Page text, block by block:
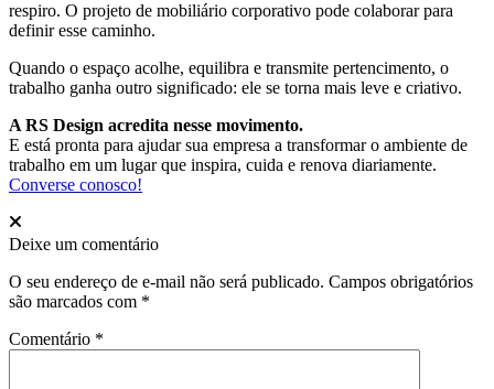
respiro. O projeto de mobiliário corporativo pode colaborar para
definir esse caminho.
Quando o espaço acolhe, equilibra e transmite pertencimento, o
trabalho ganha outro significado: ele se torna mais leve e criativo.
A RS Design acredita nesse movimento.
E está pronta para ajudar sua empresa a transformar o ambiente de
trabalho em um lugar que inspira, cuida e renova diariamente.
Converse conosco!
Deixe um comentário
O seu endereço de e-mail não será publicado. Campos obrigatórios
são marcados com *
Comentário *